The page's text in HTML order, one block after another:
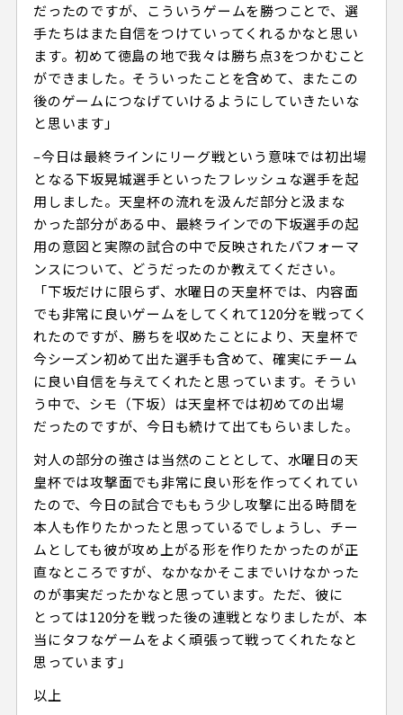
だったのですが、こういうゲームを勝つことで、選
手たちはまた自信をつけていってくれるかなと思い
ます。初めて徳島の地で我々は勝ち点3をつかむこと
ができました。そういったことを含めて、またこの
後のゲームにつなげていけるようにしていきたいな
と思います」
–今日は最終ラインにリーグ戦という意味では初出場
となる下坂晃城選手といったフレッシュな選手を起
用しました。天皇杯の流れを汲んだ部分と汲まな
かった部分がある中、最終ラインでの下坂選手の起
用の意図と実際の試合の中で反映されたパフォーマ
ンスについて、どうだったのか教えてください。
「下坂だけに限らず、水曜日の天皇杯では、内容面
でも非常に良いゲームをしてくれて120分を戦ってく
れたのですが、勝ちを収めたことにより、天皇杯で
今シーズン初めて出た選手も含めて、確実にチーム
に良い自信を与えてくれたと思っています。そうい
う中で、シモ（下坂）は天皇杯では初めての出場
だったのですが、今日も続けて出てもらいました。
対人の部分の強さは当然のこととして、水曜日の天
皇杯では攻撃面でも非常に良い形を作ってくれてい
たので、今日の試合でももう少し攻撃に出る時間を
本人も作りたかったと思っているでしょうし、チー
ムとしても彼が攻め上がる形を作りたかったのが正
直なところですが、なかなかそこまでいけなかった
のが事実だったかなと思っています。ただ、彼に
とっては120分を戦った後の連戦となりましたが、本
当にタフなゲームをよく頑張って戦ってくれたなと
思っています」
以上